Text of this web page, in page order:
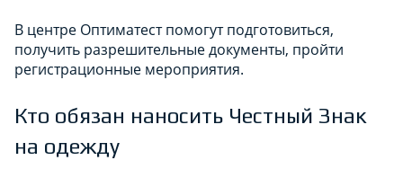
В центре Оптиматест помогут подготовиться,
получить разрешительные документы, пройти
регистрационные мероприятия.
Кто обязан наносить Честный Знак
на одежду